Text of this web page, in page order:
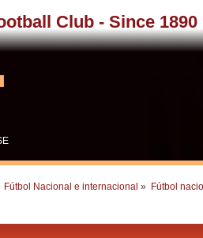
Club - Since 1890
Fútbol Nacional e internacional » Fútbol